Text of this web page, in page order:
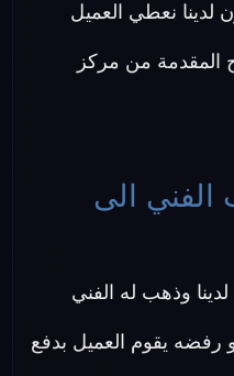
لدينا نعطي العميل
المقدمة من مركز
الفني الى
لدينا وذهب له الفني
رفضه يقوم العميل بدفع